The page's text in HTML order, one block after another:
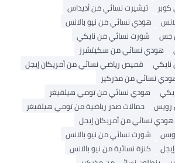
تيشيرت نسائي من أديداس
هودي نسائي من نيو بالانس
جس
شورت نسائي من نايكي
هودي نسائي من سكيتشرز
نايكي
قميص رياضي نسائي من أمريكان إيجل
نسائي من مذركير
هودي نسائي من تومي هيلفيغر
رويس
حمالات صدر رياضية من تومي هيلفيغر
هودي نسائي من أمريكان إيجل
شورت نسائي من نيو بالانس
كنزة نسائية من نيو بالانس